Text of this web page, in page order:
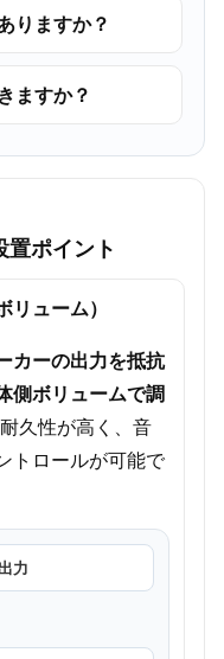
りますか？
ますか？
置ポイント
ューム）
カーの出力を抵抗
側ボリュームで調
久性が高く、音
トロールが可能で
力